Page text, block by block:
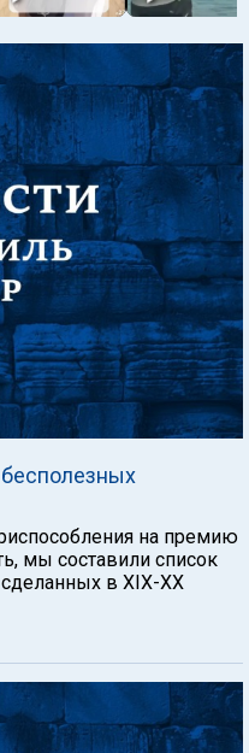
на премию
мы составили список
в XIX-XX